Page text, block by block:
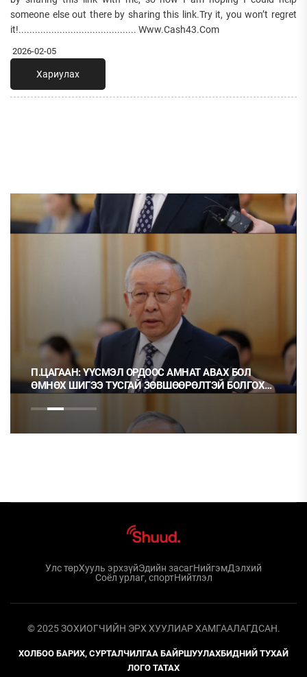
someone else out there by sharing this link.Try it, you won’t regret
it!........................................... Www.Cash43.Com
2026-02-05
Хариулах
БОЛ
БОЛГОХ
Ц.МОНГОЛ: НЭГ ГЭРЭЭГ ГЭМТ ХЭРЭГ
НЬ ОРХИХ НЬ ШУДАРГА ЁС УУ?
Улс төрХууль эрхзүйЭдийн засагНийгэмДэлхий
Соёл урлаг, спортНийтлэл
© 2025 ЗОХИОГЧИЙН ЭРХ ХУУЛИАР ХАМГААЛАГДСАН.
ХОЛБОО БАРИХ, СУРТАЛЧИЛГАА БАЙРШУУЛАХБИДНИЙ ТУХАЙ
ЛОГО ТАТАХ